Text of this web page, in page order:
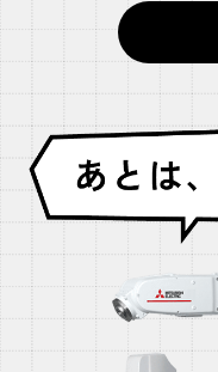
製作所は、昔か
きました。そこから
ボ、インバータな
まな機器もつくる
モータについて詳